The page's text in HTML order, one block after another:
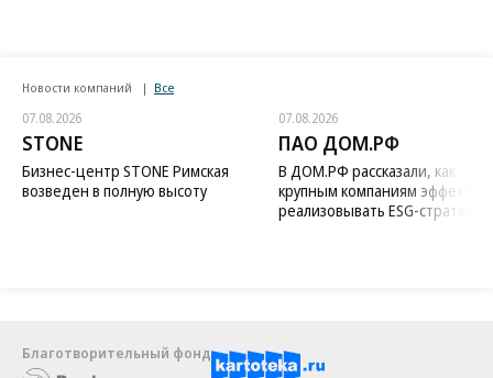
Новости компаний Все
07.08.2026
STONE
Бизнес-центр STONE Римская
возведен в полную высоту
07.08.2026
ПАО ДОМ.РФ
В ДОМ.РФ рассказали, как
крупным компаниям
реализовывать ESG-стратегию
Благотворительный фонд